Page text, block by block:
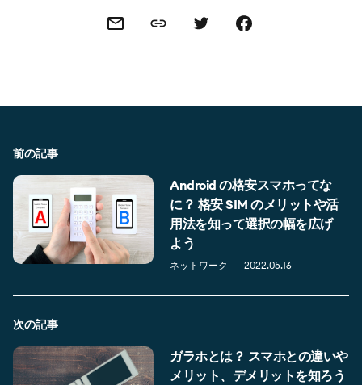
Share this via email
Share this linkShare this via Twitter
Share this on Facebook
前の記事
Android の格安スマホってな
に？ 格安 SIM のメリットや活
用法を知って選択の幅を広げ
よう
ネットワーク 2022.05.16
次の記事
ガラホとは？ スマホとの違いや
メリット、デメリットを知ろう